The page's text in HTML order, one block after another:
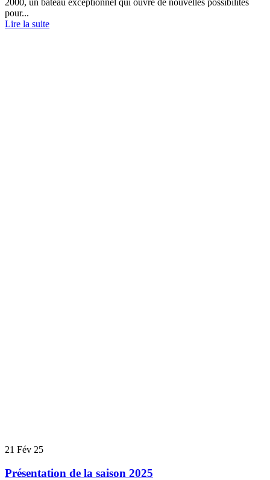
2000, un bateau exceptionnel qui ouvre de nouvelles possibilités
pour...
Lire la suite
21 Fév 25
Présentation de la saison 2025